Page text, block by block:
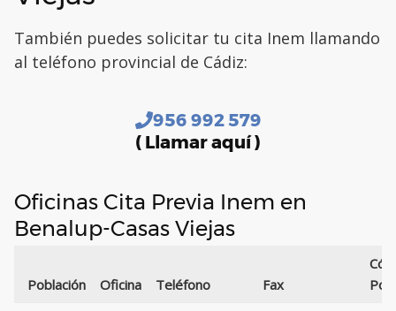
También puedes solicitar tu cita Inem llamando
al teléfono provincial de Cádiz:
956 992 579
( Llamar aquí )
Oficinas Cita Previa Inem en
Benalup-Casas Viejas
Población Oficina Teléfono Fax